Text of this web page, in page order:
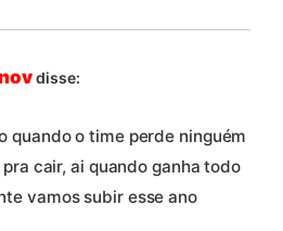
disse:
quando o time perde ninguém
cair, ai quando ganha todo
vamos subir esse ano